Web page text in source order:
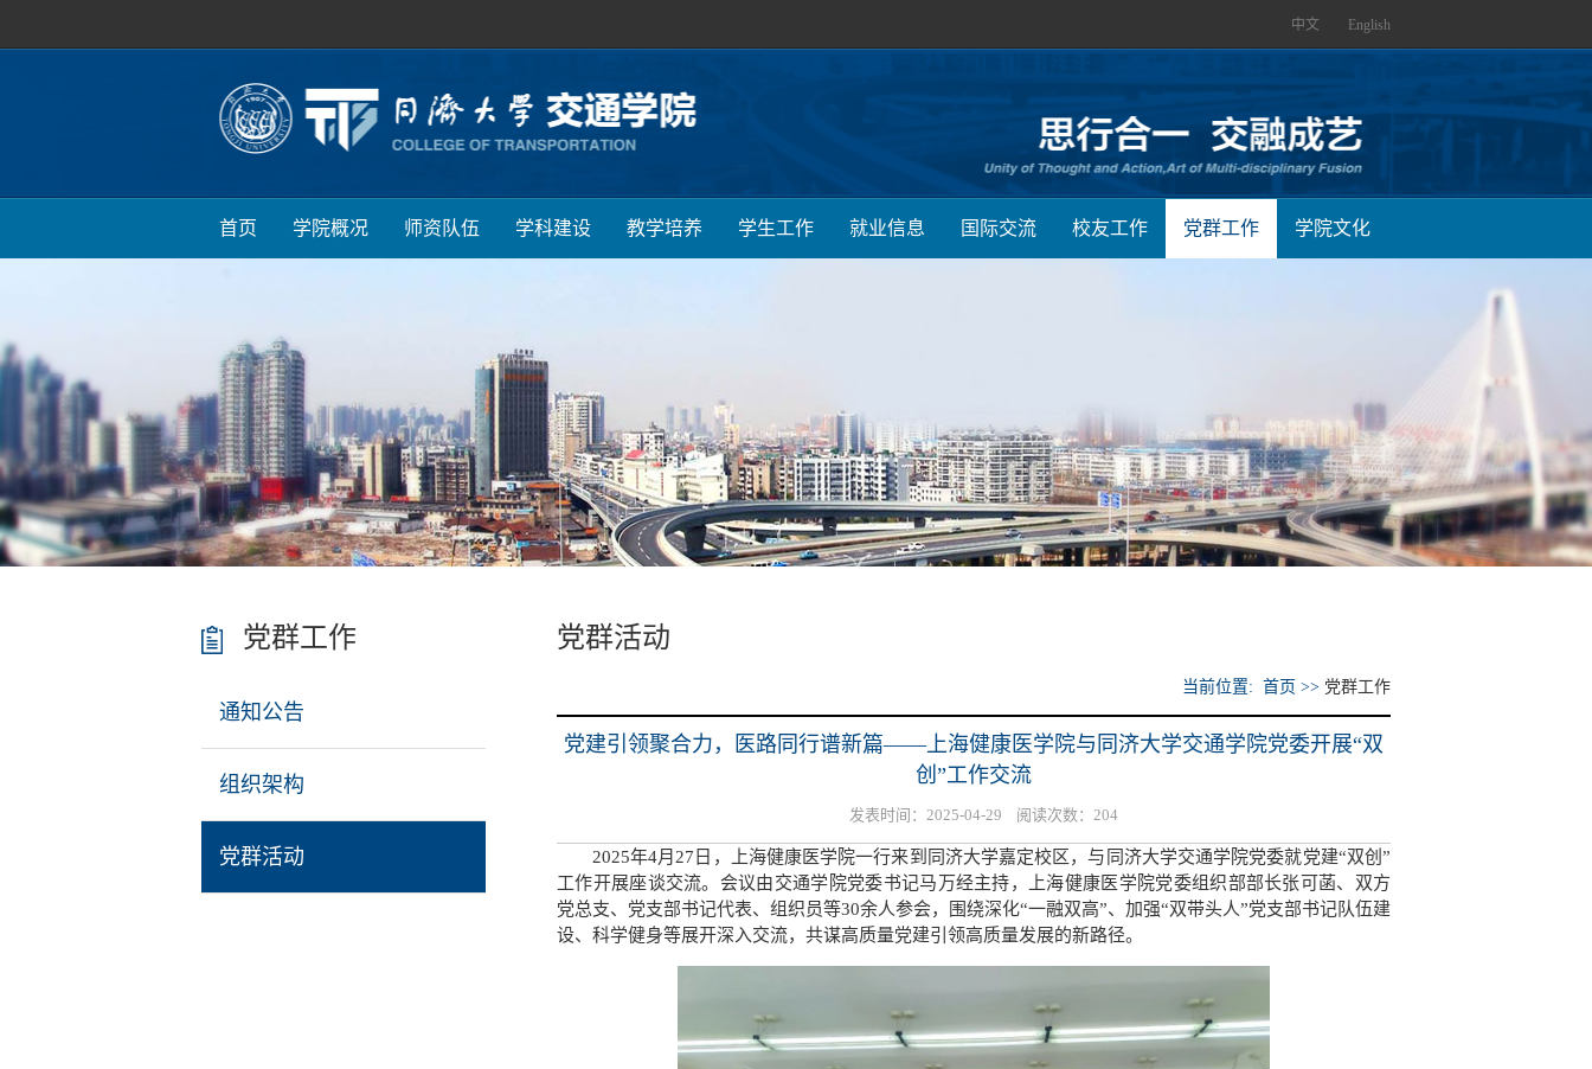
中文 English
首页 学院概况 师资队伍 学科建设 教学培养 学生工作 就业信息 国际交流 校友工作 党群工作 学院文化
党群工作
通知公告
组织架构
党群活动
党群活动
当前位置: 首页 >> 党群工作
党建引领聚合力，医路同行谱新篇——上海健康医学院与同济大学交通学院党委开展“双
创”工作交流
发表时间：2025-04-29 阅读次数： 204
2025年4月27日，上海健康医学院一行来到同济大学嘉定校区，与同济大学交通学院党委就党建“双创”
工作开展座谈交流。会议由交通学院党委书记马万经主持，上海健康医学院党委组织部部长张可菡、双方
党总支、党支部书记代表、组织员等30余人参会，围绕深化“一融双高”、加强“双带头人”党支部书记队伍建
设、科学健身等展开深入交流，共谋高质量党建引领高质量发展的新路径。